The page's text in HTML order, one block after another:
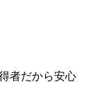
者だから安心